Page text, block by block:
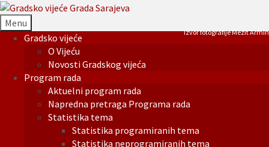
Menu
Gradsko vijeće
O Vijeću
Novosti Gradskog vijeća
Program rada
Aktuelni program rada
Napredna pretraga Programa rada
Statistika tema
Statistika programiranih tema
Statistika neprogramiranih tema
Izvor fotografije Mezit Armin